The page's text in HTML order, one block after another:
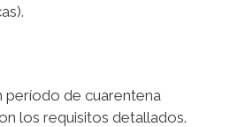
período de cuarentena
los requisitos detallados.